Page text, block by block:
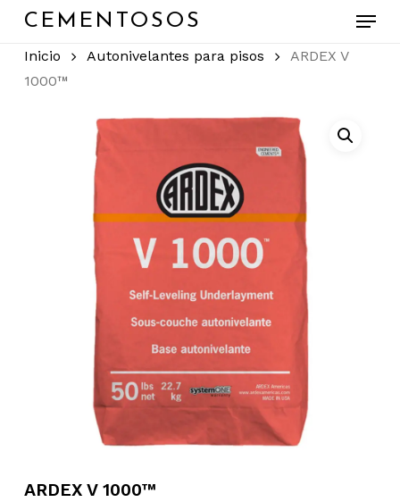
Skip
main
CEMENTOSOS Menu
Inicio Autonivelantes para pisos
ARDEX V
1000™
ARDEX V 1000™